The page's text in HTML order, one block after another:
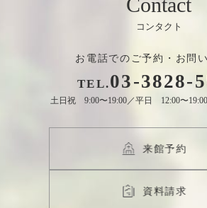
Contact
お電話でのご予約・お問
TEL.03-3828-
土日祝 9:00〜19:00／平日 12:00〜19:00
来館予約
資料請求